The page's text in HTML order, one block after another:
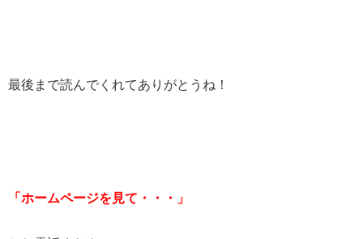
最後まで読んでくれてありがとうね！
「ホームページを見て・・・」